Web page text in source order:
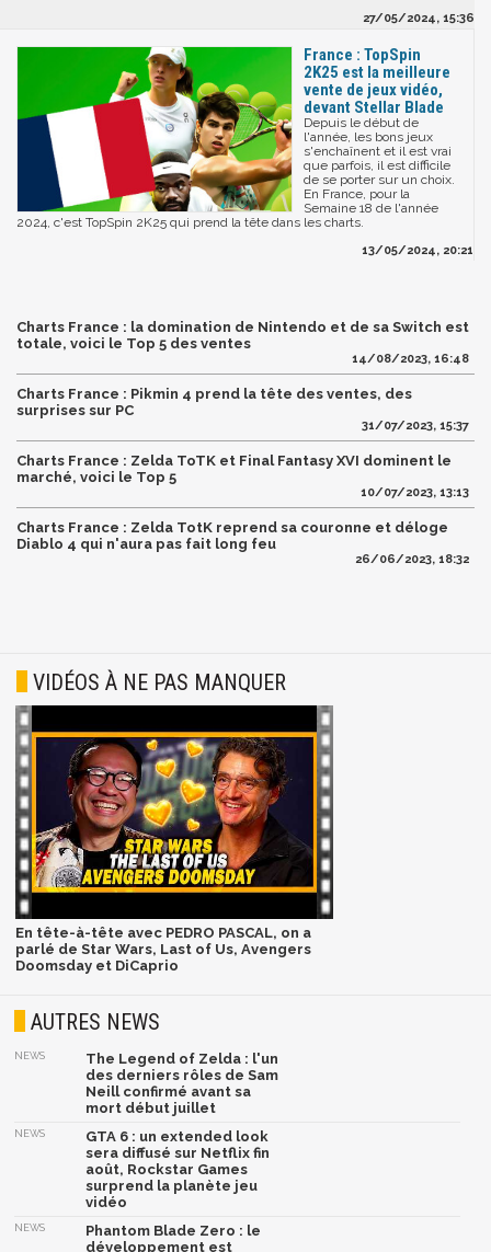
27/05/2024, 15:36
France : TopSpin
2K25 est la meilleure
vente de jeux vidéo,
devant Stellar Blade
Depuis le début de
l'année, les bons jeux
s'enchaînent et il est vrai
que parfois, il est difficile
de se porter sur un choix.
En France, pour la
Semaine 18 de l'année
2024, c'est TopSpin 2K25 qui prend la tête dans les charts.
13/05/2024, 20:21
Charts France : la domination de Nintendo et de sa Switch est
totale, voici le Top 5 des ventes
14/08/2023, 16:48
Charts France : Pikmin 4 prend la tête des ventes, des
surprises sur PC
31/07/2023, 15:37
Charts France : Zelda ToTK et Final Fantasy XVI dominent le
marché, voici le Top 5
10/07/2023, 13:13
Charts France : Zelda TotK reprend sa couronne et déloge
Diablo 4 qui n'aura pas fait long feu
26/06/2023, 18:32
VIDÉOS À NE PAS MANQUER
En tête-à-tête avec PEDRO PASCAL, on a
parlé de Star Wars, Last of Us, Avengers
Doomsday et DiCaprio
AUTRES NEWS
NEWS
The Legend of Zelda : l'un
des derniers rôles de Sam
Neill confirmé avant sa
mort début juillet
NEWS
GTA 6 : un extended look
sera diffusé sur Netflix fin
août, Rockstar Games
surprend la planète jeu
vidéo
NEWS
Phantom Blade Zero : le
développement est